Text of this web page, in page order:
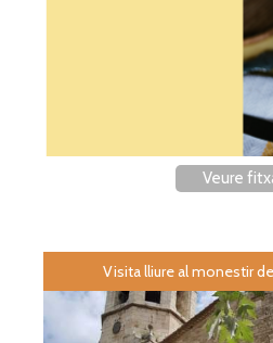
Veure
Visita lliure al monestir